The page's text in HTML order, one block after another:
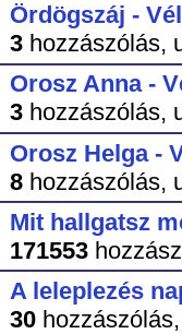
Ördögszáj -
3hozzászólás,
Orosz Anna -
3hozzászólás,
Orosz Helga -
8hozzászólás,
Mit hallgatsz
171553
A leleplezés
30hozzászólás,